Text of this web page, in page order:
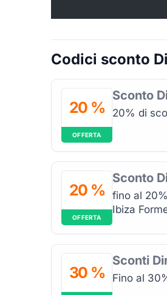
Codici sconto
20 %
OFFERTA
Sconto
20% di
20 %
OFFERTA
Sconto
fino al
Ibiza
30 %
Sconti
Fino al